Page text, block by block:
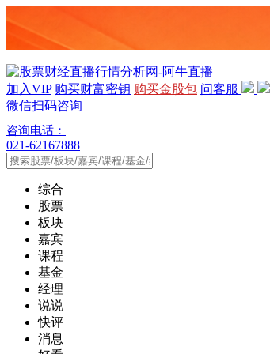
加入VIP 购买财富密钥 购买金股包 问客服
微信扫码咨询
咨询电话：
021-62167888
综合
股票
板块
嘉宾
课程
基金
经理
说说
快评
消息